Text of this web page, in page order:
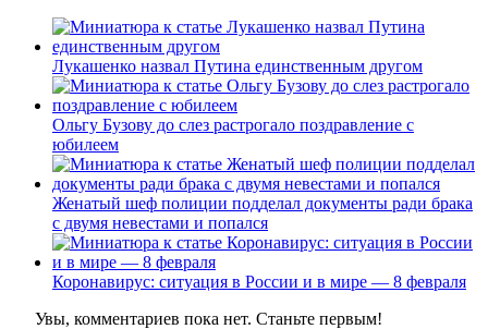
Лукашенко назвал Путина единственным другом
Ольгу Бузову до слез растрогало поздравление с
юбилеем
Женатый шеф полиции подделал документы ради брака
с двумя невестами и попался
Коронавирус: ситуация в России и в мире — 8 февраля
Увы, комментариев пока нет. Станьте первым!